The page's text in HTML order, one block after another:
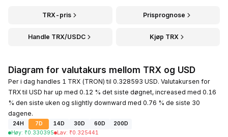
TRX-pris Prisprognose
Handle TRX/USDC Kjøp TRX
Diagram for valutakurs mellom TRX og USD
Per i dag handles 1 TRX (TRON) til 0.328593 USD. Valutakursen for
TRX til USD har up med 0.12 % det siste døgnet, increased med 0.16
% den siste uken og slightly downward med 0.76 % de siste 30
dagene.
24H 7D 14D 30D 60D
200D
Høy: ₹0.330395 Lav: ₹0.325441